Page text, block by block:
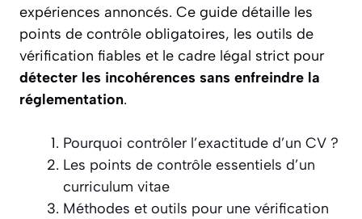
expériences annoncés. Ce guide détaille les
points de contrôle obligatoires, les outils de
vérification fiables et le cadre légal strict pour
détecter les incohérences sans enfreindre la
réglementation.
Pourquoi contrôler l’exactitude d’un CV ?
Les points de contrôle essentiels d’un
curriculum vitae
Méthodes et outils pour une vérification